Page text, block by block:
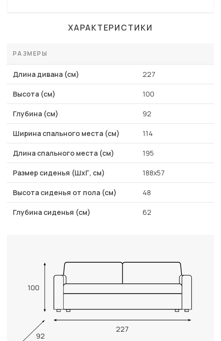
ХАРАКТЕРИСТИКИ
РАЗМЕРЫ
Длина дивана (см) 227
Высота (см) 100
Глубина (см) 92
Ширина спального места (см) 114
Длина спального места (см) 195
Размер сиденья (ШхГ, см) 188х57
Высота сиденья от пола (см) 48
Глубина сиденья (см) 62
100
227
92